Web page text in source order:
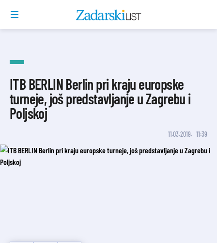
ITB BERLIN Berlin pri kraju europske
turneje, još predstavljanje u Zagrebu i
Poljskoj
11.03.2019. 11:39